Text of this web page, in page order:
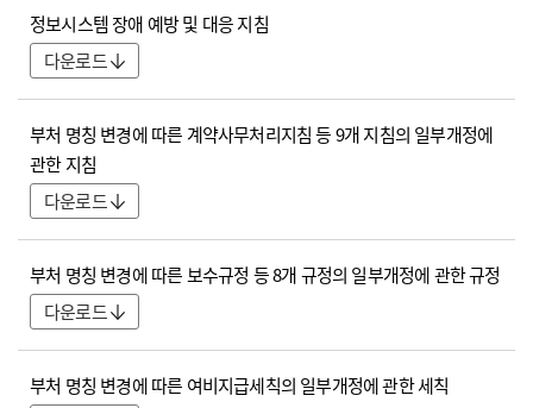
정보시스템 장애 예방 및 대응 지침
다운로드
부처 명칭 변경에 따른 계약사무처리지침 등 9개 지침의 일부개정에
관한 지침
다운로드
부처 명칭 변경에 따른 보수규정 등 8개 규정의 일부개정에 관한 규정
다운로드
부처 명칭 변경에 따른 여비지급세칙의 일부개정에 관한 세칙